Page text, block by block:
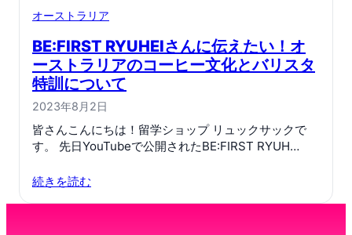
オーストラリア
BE:FIRST RYUHEIさんに伝えたい！オ
ーストラリアのコーヒー文化とバリスタ
特訓について
2023年8月2日
皆さんこんにちは！留学ショップ リュックサックで
す。 先日YouTubeで公開されたBE:FIRST RYUH…
続きを読む